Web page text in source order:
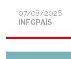
INFOPAÍS
07/08/2026